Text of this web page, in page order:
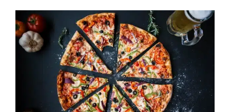
Donderdag pizzadag in de kantine